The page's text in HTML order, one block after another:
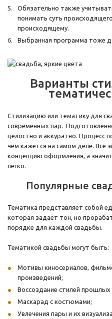
Обязательно также
понимать суть
происходящему.
Выбранная программа тоже
Варианты
Стилизацию или тематику для
современных пар.
целостно и аккуратно. Процесс
чем кажется на самом деле. Все
концепцию оформления, а
легко.
Популярные
Тематика представляет собой
которая задает тон, но
порядке для каждой свадьбы.
Тематикой свадьбы могут быть:
Мотивы киносериалов,
произведений;
Воссоздание стилей прошлых
Маскарад с костюмами;
Увлечения пары и их